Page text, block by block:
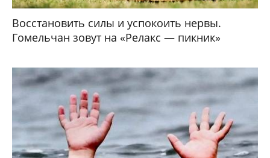
Восстановить силы и успокоить нервы.
Гомельчан зовут на «Релакс — пикник»